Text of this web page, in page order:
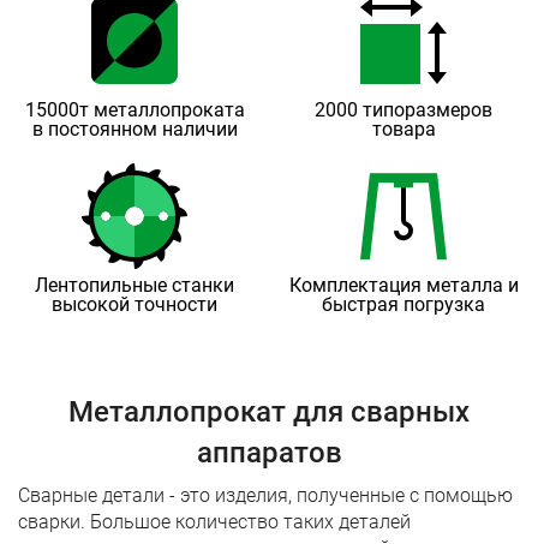
15000т металлопроката
в постоянном наличии
2000 типоразмеров
товара
Лентопильные станки
высокой точности
Комплектация металла и
быстрая погрузка
Металлопрокат для сварных
аппаратов
Сварные детали - это изделия, полученные с помощью
сварки. Большое количество таких деталей